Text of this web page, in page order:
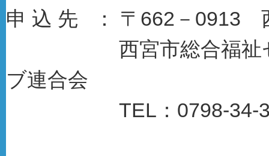
申 込 先 ： 〒662－0913
西宮市総合福祉セン
ブ連合会
TEL：0798-34-